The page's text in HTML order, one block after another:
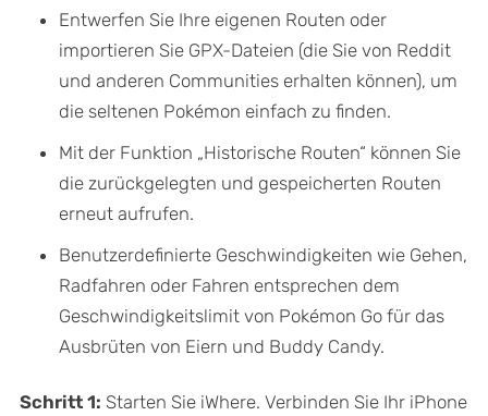
Entwerfen Sie Ihre eigenen Routen oder
importieren Sie GPX-Dateien (die Sie von Reddit
und anderen Communities erhalten können), um
die seltenen Pokémon einfach zu finden.
Mit der Funktion „Historische Routen“ können Sie
die zurückgelegten und gespeicherten Routen
erneut aufrufen.
Benutzerdefinierte Geschwindigkeiten wie Gehen,
Radfahren oder Fahren entsprechen dem
Geschwindigkeitslimit von Pokémon Go für das
Ausbrüten von Eiern und Buddy Candy.
Schritt 1: Starten Sie iWhere. Verbinden Sie Ihr iPhone